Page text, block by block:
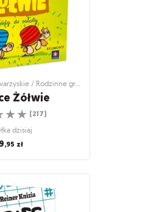
Gry planszowe i towarzyskie / Rodzinne gry planszowe
Żółwie
☆
☆ (217)
dzisiaj
,95 zł
Żółwie
kto pierwszy!!